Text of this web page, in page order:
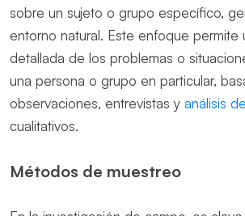
sobre un sujeto o grupo específico,
entorno natural. Este enfoque permite
detallada de los problemas o
una persona o grupo en particular,
observaciones, entrevistas y análisis
cualitativos.
Métodos de muestreo